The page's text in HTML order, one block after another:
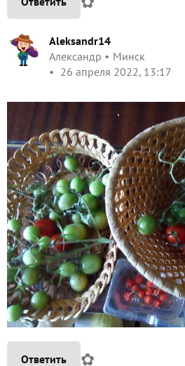
Aleksandr14
Александр
Минск
26 апреля 2022, 13:17
Ответить ✿